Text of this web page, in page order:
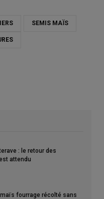
SEMIS MAÏS
: le retour des
attendu
fourrage récolté sans